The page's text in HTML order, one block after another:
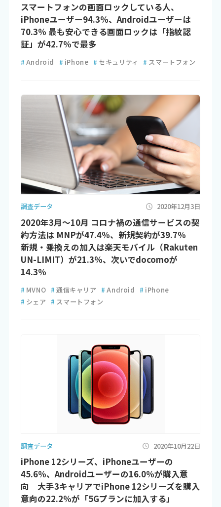
スマートフォンの画面ロックしている人、
iPhoneユーザー94.3％、Androidユーザーは
70.3％ 最も安心できる画面ロックは「指紋認
証」が42.7％で最多
# Android # iPhone # セキュリティ # スマートフォン
調査データ 2020年12月3日
2020年3月～10月 コロナ禍の通信サービスの契
約方法は MNPが47.4％、新規契約が39.7％
新規・乗換えの加入は楽天モバイル（Rakuten
UN-LIMIT）が21.3％、次いでdocomoが
14.3％
# MVNO # 通信キャリア # Android # iPhone
# シェア # スマートフォン
調査データ 2020年10月22日
iPhone 12シリーズ、iPhoneユーザーの
45.6％、Androidユーザーの16.0％が購入意
向 大手3キャリアでiPhone 12シリーズを購入
意向の22.2％が「5Gプランに加入する」